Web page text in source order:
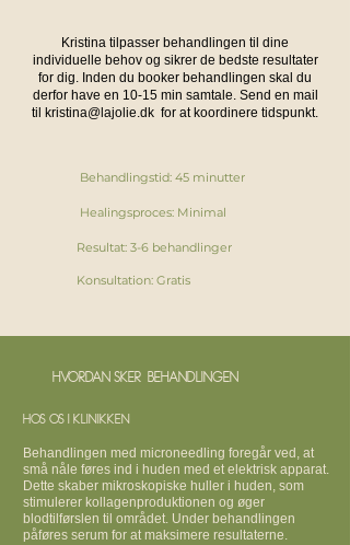
Kristina tilpasser behandlingen til dine
individuelle behov og sikrer de bedste resultater
for dig. Inden du booker behandlingen skal du
derfor have en 10-15 min samtale. Send en mail
til kristina@lajolie.dk for at koordinere tidspunkt.
Behandlingstid: 45 minutter
Healingsproces: Minimal
Resultat: 3-6 behandlinger
Konsultation: Gratis
Hvordan SKER behandlingen?
Hos os i klinikken
Behandlingen med microneedling foregår ved, at
små nåle føres ind i huden med et elektrisk apparat.
Dette skaber mikroskopiske huller i huden, som
stimulerer kollagenproduktionen og øger
blodtilførslen til området. Under behandlingen
påføres serum for at maksimere resultaterne.